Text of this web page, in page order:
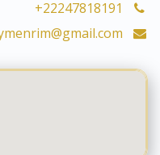
+22247818191